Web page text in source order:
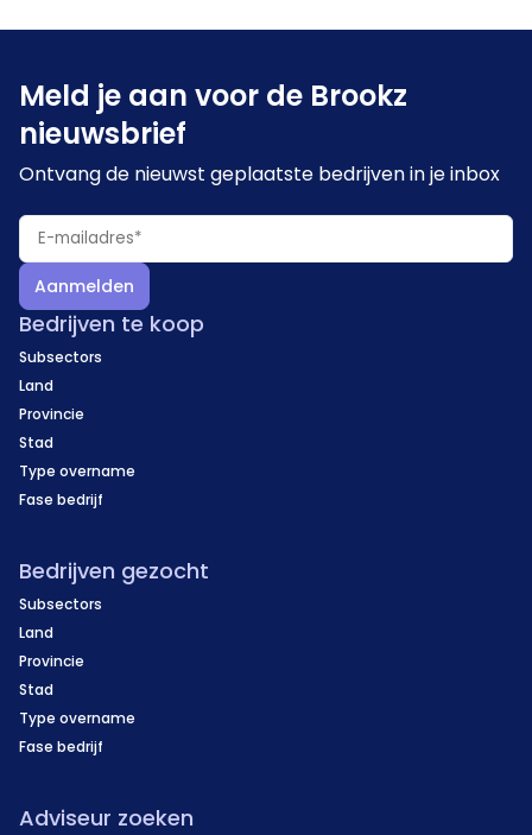
Meld je aan voor de Brookz
nieuwsbrief
Ontvang de nieuwst geplaatste bedrijven in je inbox
Aanmelden
Bedrijven te koop
Subsectors
Land
Provincie
Stad
Type overname
Fase bedrijf
Bedrijven gezocht
Subsectors
Land
Provincie
Stad
Type overname
Fase bedrijf
Adviseur zoeken